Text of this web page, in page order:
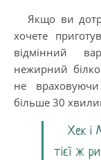
Якщо ви
хочете
відмінний
нежирний
не
більше 30
Хек і
тієї ж